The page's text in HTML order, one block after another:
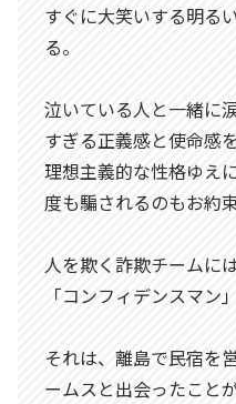
すぐに大笑いする明る
る。
泣いている人と一緒に
すぎる正義感と使命感
理想主義的な性格ゆえ
度も騙されるのもお約束
人を欺く詐欺チームに
「コンフィデンスマン
それは、離島で民宿を
ームスと出会ったこと